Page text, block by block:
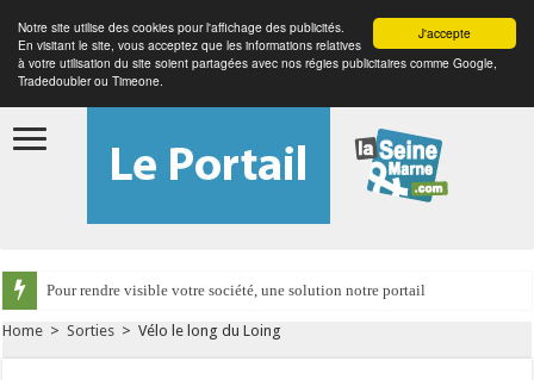
J'accepte
Notre site utilise des cookies pour l'affichage des publicités.
En visitant le site, vous acceptez que les informations relatives
à votre utilisation du site soient partagées avec nos régies publicitaires comme Google,
Tradedoubler ou Timeone.
Pour rendre visible votre société, une solution notre portail
Home > Sorties > Vélo le long du Loing